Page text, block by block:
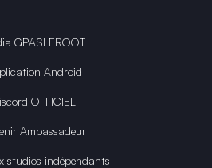
GPASLEROOT
Android
OFFICIEL
Ambassadeur
studios indépendants